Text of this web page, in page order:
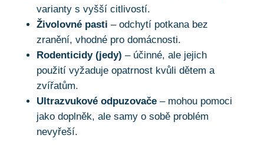
varianty s vyšší citlivostí.
Živolovné pasti – odchytí potkana bez
zranění, vhodné pro domácnosti.
Rodenticidy (jedy) – účinné, ale jejich
použití vyžaduje opatrnost kvůli dětem a
zvířatům.
Ultrazvukové odpuzovače– mohou pomoci
jako doplněk, ale samy o sobě problém
nevyřeší.